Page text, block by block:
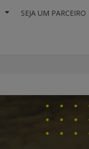
SEJA UM PARCEIRO